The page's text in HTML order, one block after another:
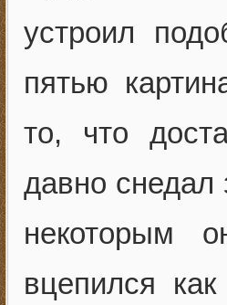
устроил
пятью
то, что
давно снедал
некоторым
вцепился